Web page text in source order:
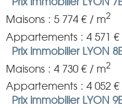
Maisons : 5 774 € / m2
Appartements : 4 571 €
Prix immobilier LYON
Maisons : 4 730 € / m2
Appartements : 4 052 €
Prix immobilier LYON